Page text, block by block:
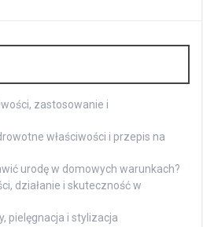
zastosowanie i
właściwości i przepis na
urodę w domowych warunkach?
działanie i skuteczność w
pielęgnacja i stylizacja